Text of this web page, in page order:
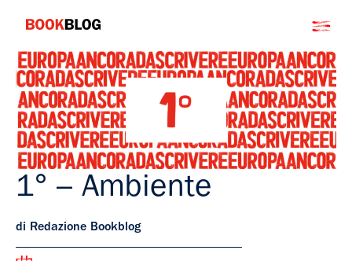
contenuto
Bookblog
1° – Ambiente
di Redazione Bookblog